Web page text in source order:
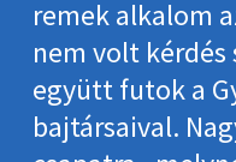
remek alkalom
nem volt kérdés
együtt futok a
bajtársaival.